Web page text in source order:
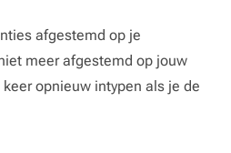
afgestemd op je
meer afgestemd op jouw
opnieuw intypen als je de